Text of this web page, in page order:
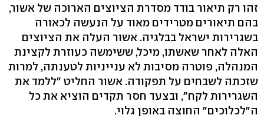
זהו רק תיאור בודד מסדרת הציוצים הארוכה של אשור,
בהם תיאורים מטרידים מאוד על הנעשה לכאורה
בשגרירות ישראל בבלגיה. אשור העלה את הציוצים
האלה לאחר שאשתו, מיכל, ששימשה כעוזרת לקצינת
המנהלה, פוטרה מסיבות לא ענייניות לטענתה, למרות
שזכתה לשבחים על תפקודה. אשור החליט "ללמד את
השגרירות לקח", ובצעד חסר תקדים הוציא את כל
ה"לכלוכים" החוצה באופן גלוי.